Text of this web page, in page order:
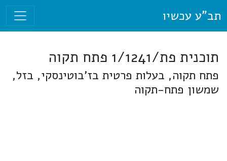
תב"ע עכשיו
תוכנית פת/1/1241 פתח תקוה
פתח תקוה, בעלות פרטית בז'בוטינסקי, בזל,
שמשון פתח-תקוה